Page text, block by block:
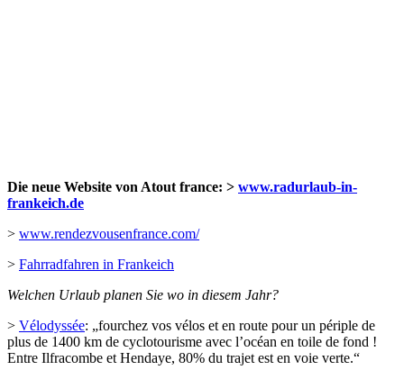
Die neue Website von Atout france: > www.radurlaub-in-
frankeich.de
> www.rendezvousenfrance.com/
> Fahrradfahren in Frankeich
Welchen Urlaub planen Sie wo in diesem Jahr?
> Vélodyssée: „fourchez vos vélos et en route pour un périple de
plus de 1400 km de cyclotourisme avec l’océan en toile de fond !
Entre Ilfracombe et Hendaye, 80% du trajet est en voie verte.“